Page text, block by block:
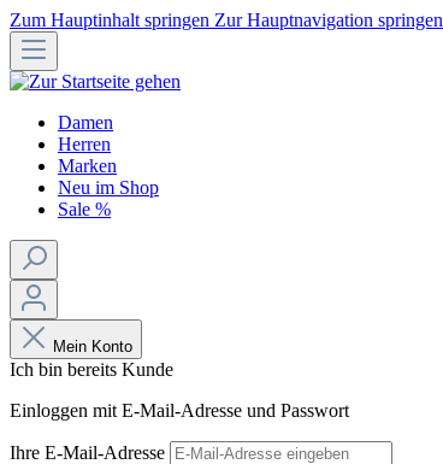
Zum Hauptinhalt springen Zur Hauptnavigation springen
Damen
Herren
Marken
Neu im Shop
Sale %
Mein Konto
Ich bin bereits Kunde
Einloggen mit E-Mail-Adresse und Passwort
Ihre E-Mail-Adresse